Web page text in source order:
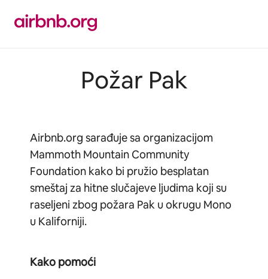
sadržaj
Požar Pak
Airbnb.org sarađuje sa organizacijom
Mammoth Mountain Community
Foundation kako bi pružio besplatan
smeštaj za hitne slučajeve ljudima koji su
raseljeni zbog požara Pak u okrugu Mono
u Kaliforniji.
Kako pomoći